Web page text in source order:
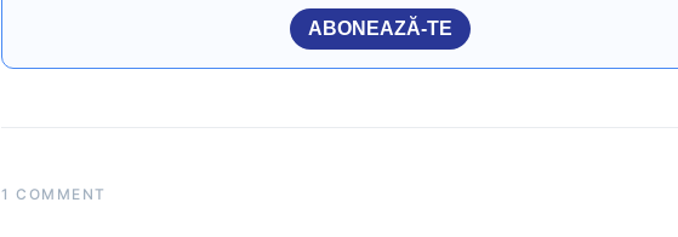
ABONEAZĂ-TE
1 COMMENT